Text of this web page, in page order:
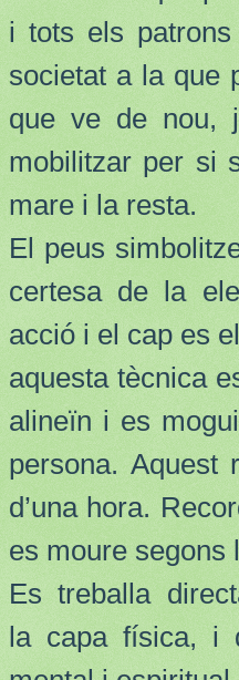
i tots els
societat a la que
que ve de nou,
mobilitzar per si
mare i la resta.
El peus
certesa de la
acció i el cap es
aquesta tècnica
alineïn i es
persona. Aquest
d’una hora.
es moure segons
Es treballa
la capa física, i